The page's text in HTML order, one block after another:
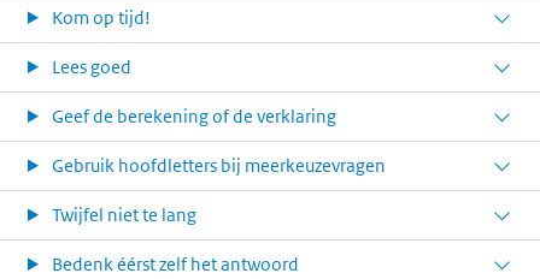
Kom op tijd!
Lees goed
Geef de berekening of de verklaring
Gebruik hoofdletters bij meerkeuzevragen
Twijfel niet te lang
Bedenk éérst zelf het antwoord